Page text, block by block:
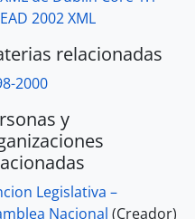
EAD 2002 XML
relacionadas
2000
y
Legislativa –
Nacional (Creador)